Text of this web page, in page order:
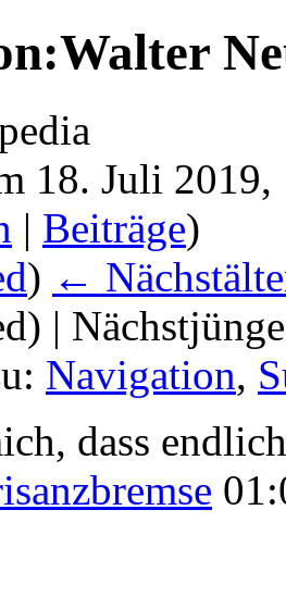
18. Juli
| Beiträge)
) ←
|
Navigation,
dass